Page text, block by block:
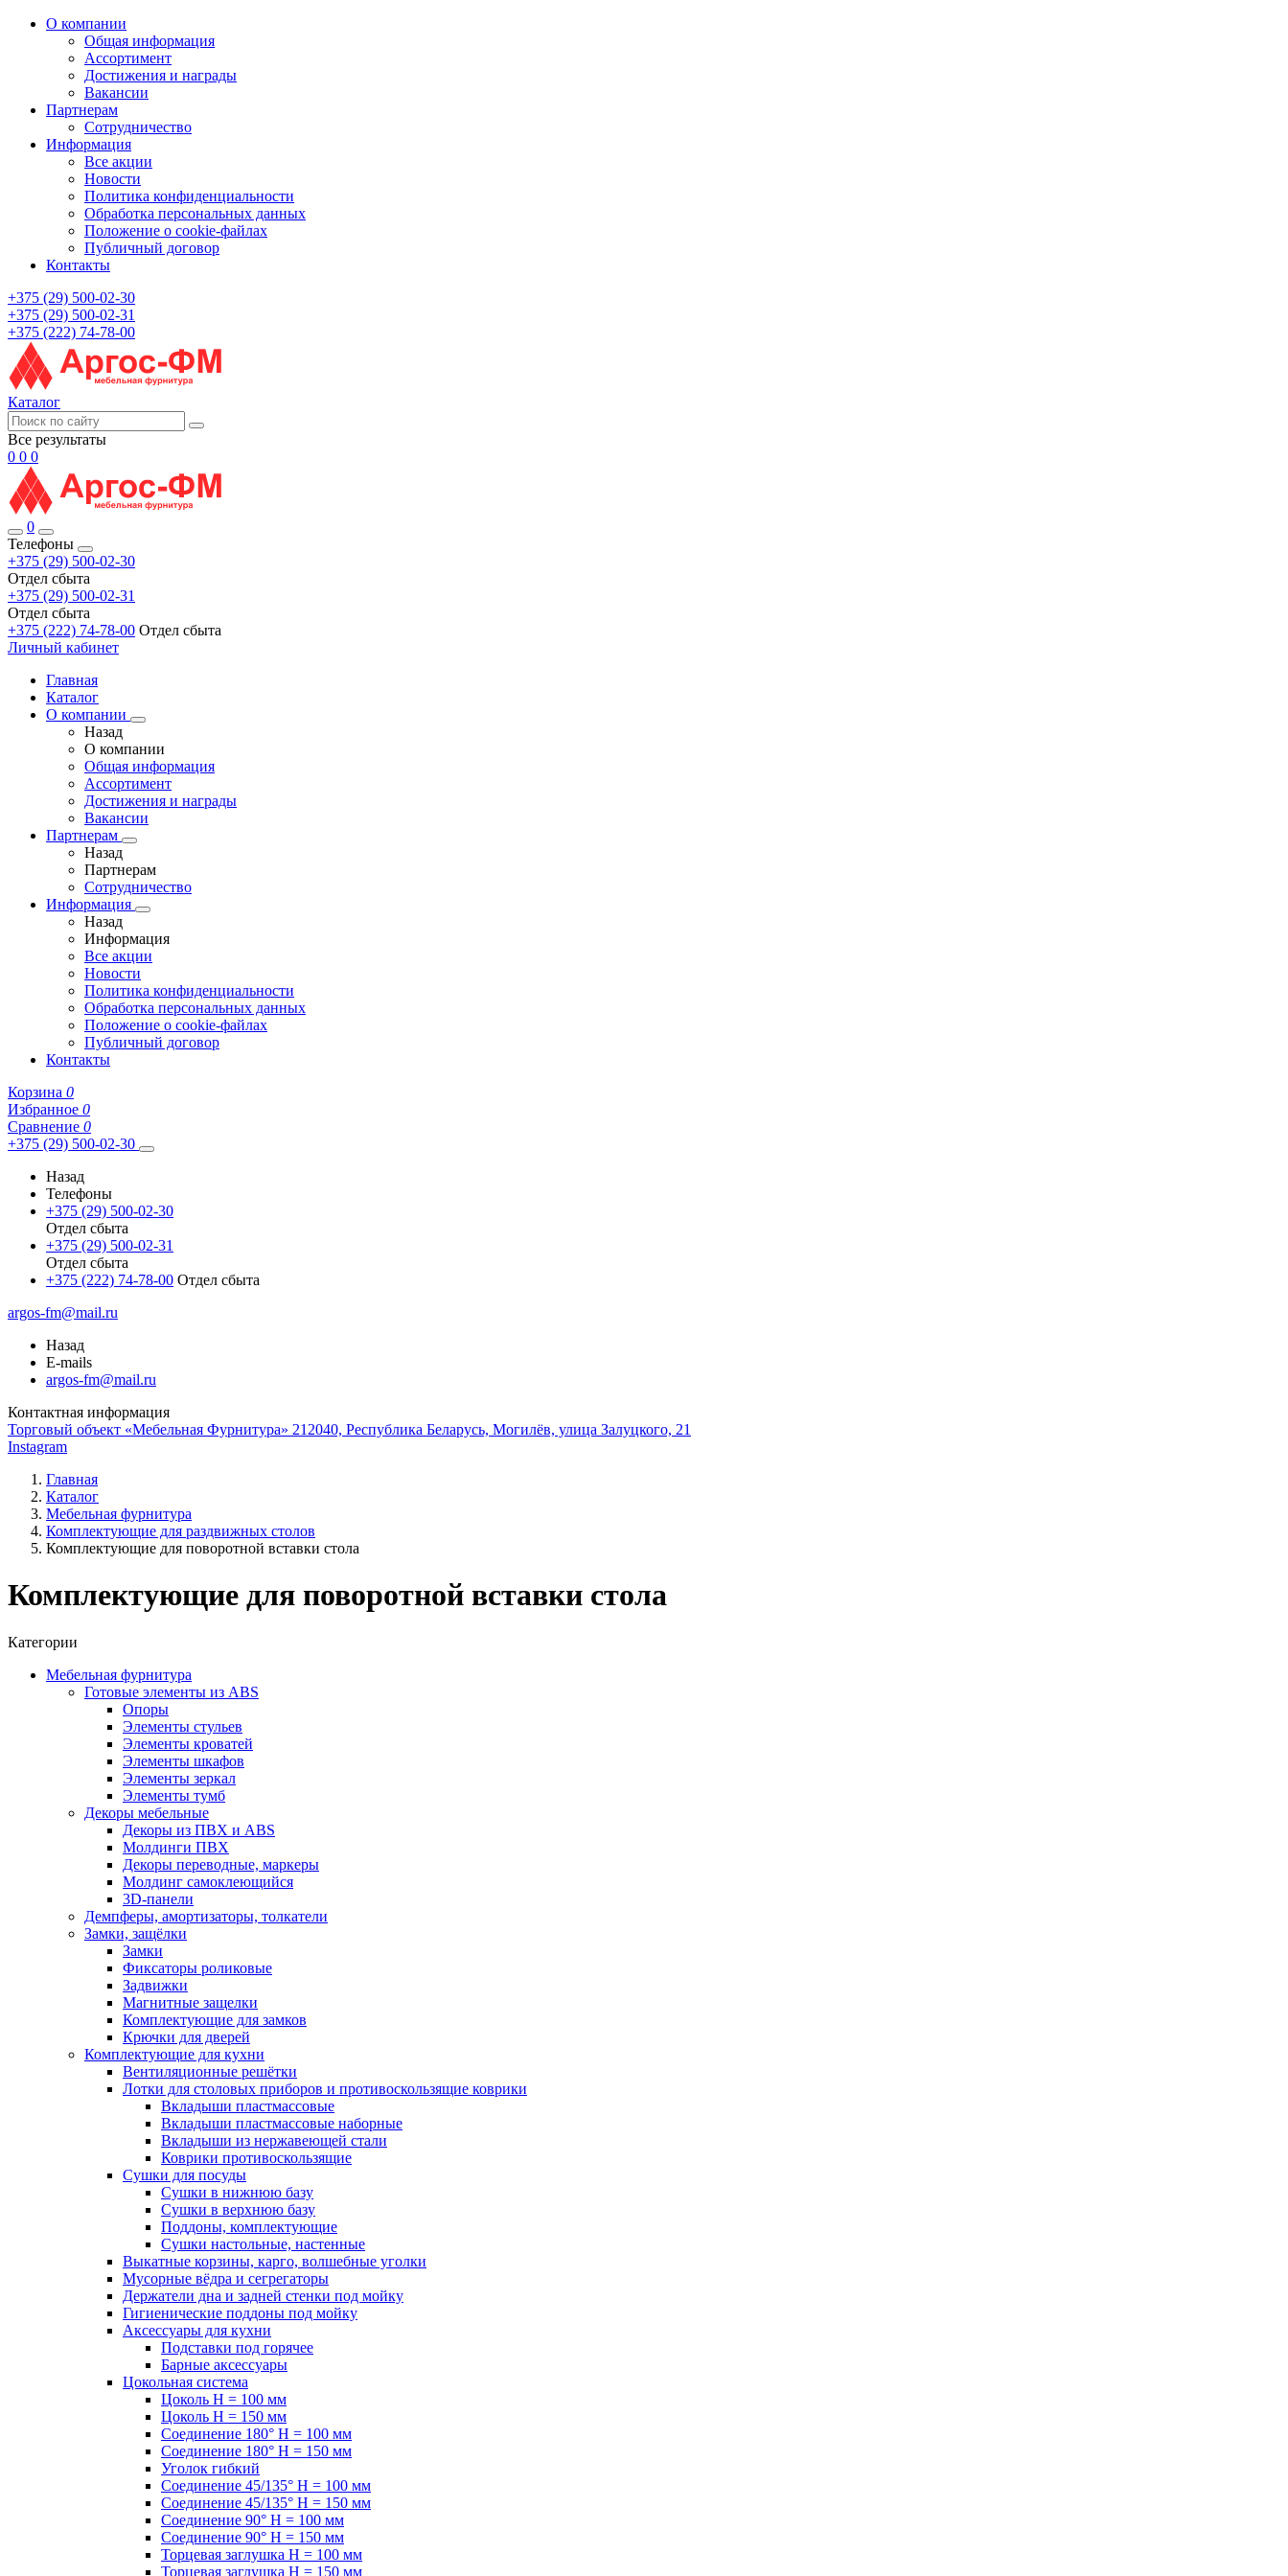
О компании
Общая информация
Ассортимент
Достижения и награды
Вакансии
Партнерам
Сотрудничество
Информация
Все акции
Новости
Политика конфиденциальности
Обработка персональных данных
Положение о cookie-файлах
Публичный договор
Контакты
+375 (29) 500-02-30
+375 (29) 500-02-31
+375 (222) 74-78-00
Каталог
Все результаты
0 0 0
0
Телефоны
+375 (29) 500-02-30
Отдел сбыта
+375 (29) 500-02-31
Отдел сбыта
+375 (222) 74-78-00 Отдел сбыта
Личный кабинет
Главная
Каталог
О компании
Назад
О компании
Общая информация
Ассортимент
Достижения и награды
Вакансии
Партнерам
Назад
Партнерам
Сотрудничество
Информация
Назад
Информация
Все акции
Новости
Политика конфиденциальности
Обработка персональных данных
Положение о cookie-файлах
Публичный договор
Контакты
Корзина 0
Избранное 0
Сравнение 0
+375 (29) 500-02-30
Назад
Телефоны
+375 (29) 500-02-30
Отдел сбыта
+375 (29) 500-02-31
Отдел сбыта
+375 (222) 74-78-00 Отдел сбыта
argos-fm@mail.ru
Назад
E-mails
argos-fm@mail.ru
Контактная информация
Торговый объект «Мебельная Фурнитура» 212040, Республика Беларусь, Могилёв, улица Залуцкого, 21
Instagram
Главная
Каталог
Мебельная фурнитура
Комплектующие для раздвижных столов
Комплектующие для поворотной вставки стола
Комплектующие для поворотной вставки стола
Категории
Мебельная фурнитура
Готовые элементы из ABS
Опоры
Элементы стульев
Элементы кроватей
Элементы шкафов
Элементы зеркал
Элементы тумб
Декоры мебельные
Декоры из ПВХ и ABS
Молдинги ПВХ
Декоры переводные, маркеры
Молдинг самоклеющийся
3D-панели
Демпферы, амортизаторы, толкатели
Замки, защёлки
Замки
Фиксаторы роликовые
Задвижки
Магнитные защелки
Комплектующие для замков
Крючки для дверей
Комплектующие для кухни
Вентиляционные решётки
Лотки для столовых приборов и противоскользящие коврики
Вкладыши пластмассовые
Вкладыши пластмассовые наборные
Вкладыши из нержавеющей стали
Коврики противоскользящие
Сушки для посуды
Сушки в нижнюю базу
Сушки в верхнюю базу
Поддоны, комплектующие
Сушки настольные, настенные
Выкатные корзины, карго, волшебные уголки
Мусорные вёдра и сегрегаторы
Держатели дна и задней стенки под мойку
Гигиенические поддоны под мойку
Аксессуары для кухни
Подставки под горячее
Барные аксессуары
Цокольная система
Цоколь H = 100 мм
Цоколь H = 150 мм
Соединение 180° H = 100 мм
Соединение 180° H = 150 мм
Уголок гибкий
Соединение 45/135° H = 100 мм
Соединение 45/135° H = 150 мм
Соединение 90° H = 100 мм
Соединение 90° H = 150 мм
Торцевая заглушка H = 100 мм
Торцевая заглушка H = 150 мм